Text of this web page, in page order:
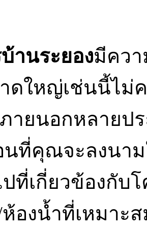
านระยองมีคว
ดใหญ่เช่นนี้ไม่
ายนอกหลายป
นที่คุณจะลงนา
ที่เกี่ยวข้องกับ
องน้ำที่เหมาะ